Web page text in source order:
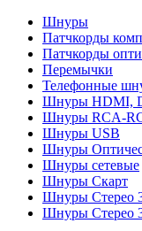
Шнуры
Патчкорды
Патчкорды
Перемычки
Телефонные
Шнуры HDMI,
Шнуры RCA-
Шнуры USB
Шнуры
Шнуры сетевые
Шнуры Скарт
Шнуры Стерео
Шнуры Стерео